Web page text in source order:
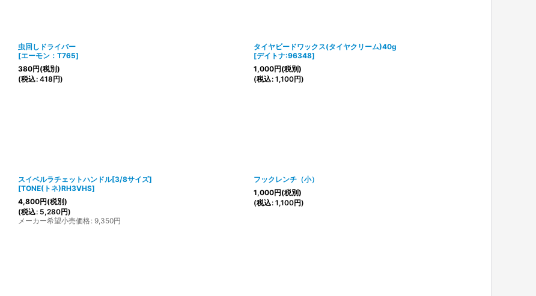
虫回しドライバー
[エーモン：T765]
380円(税別)
(税込: 418円)
タイヤビードワックス(タイヤクリーム)40g
[デイトナ:96348]
1,000円(税別)
(税込: 1,100円)
スイベルラチェットハンドル[3/8サイズ]
[TONE(トネ)RH3VHS]
4,800円(税別)
(税込: 5,280円)
メーカー希望小売価格: 9,350円
フックレンチ（小）
1,000円(税別)
(税込: 1,100円)